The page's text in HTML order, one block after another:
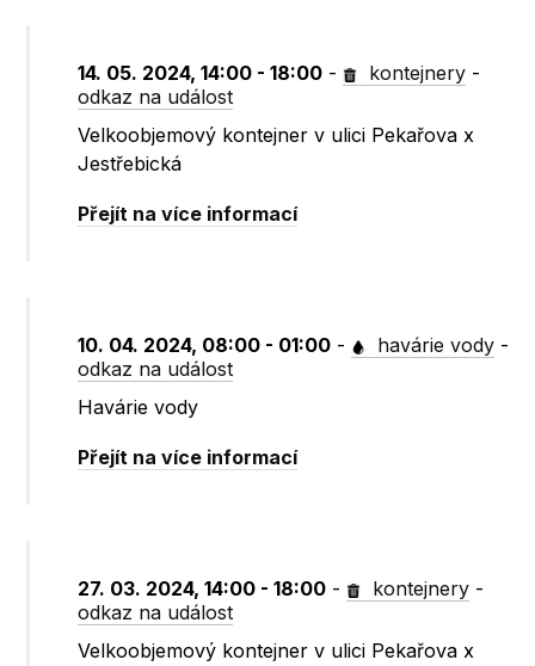
14. 05. 2024, 14:00 - 18:00 - kontejnery -
odkaz na událost
Velkoobjemový kontejner v ulici Pekařova x
Jestřebická
Přejít na více informací
10. 04. 2024, 08:00 - 01:00 - havárie vody -
odkaz na událost
Havárie vody
Přejít na více informací
27. 03. 2024, 14:00 - 18:00 - kontejnery -
odkaz na událost
Velkoobjemový kontejner v ulici Pekařova x